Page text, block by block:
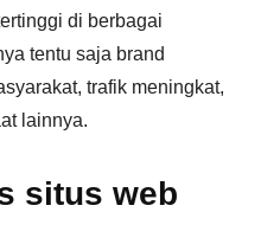
di berbagai
tentu saja brand
trafik meningkat,
lainnya.
situs web